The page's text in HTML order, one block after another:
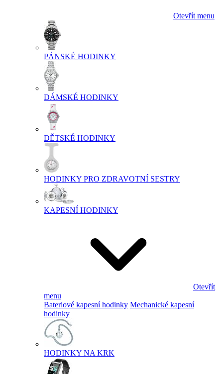
Otevřít menu
PÁNSKÉ HODINKY
DÁMSKÉ HODINKY
DĚTSKÉ HODINKY
HODINKY PRO ZDRAVOTNÍ SESTRY
KAPESNÍ HODINKY
Otevřít
menu
Bateriové kapesní hodinky Mechanické kapesní
hodinky
HODINKY NA KRK